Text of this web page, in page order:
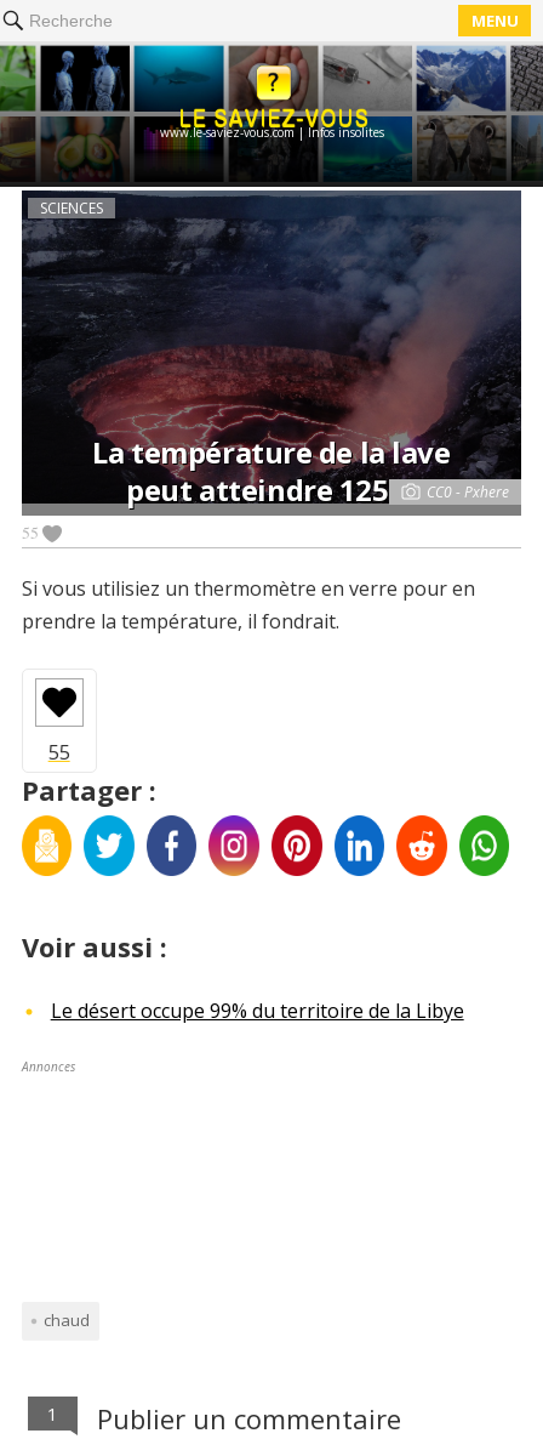
Recherche MENU
www.le-saviez-vous.com | Infos insolites
SCIENCES
La température de la lave
peut atteindre 1250° CC0 - Pxhere
55
Si vous utilisiez un thermomètre en verre pour en
prendre la température, il fondrait.
Partager :
Voir aussi :
Le désert occupe 99% du territoire de la Libye
Annonces
chaud
1 Publier un commentaire